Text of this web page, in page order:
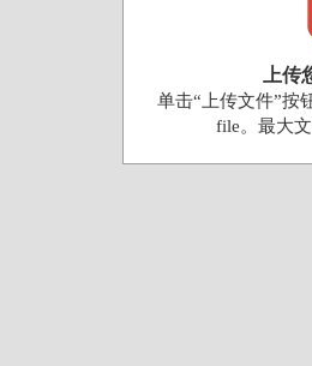
上
单击“上传文件”按
file。最大